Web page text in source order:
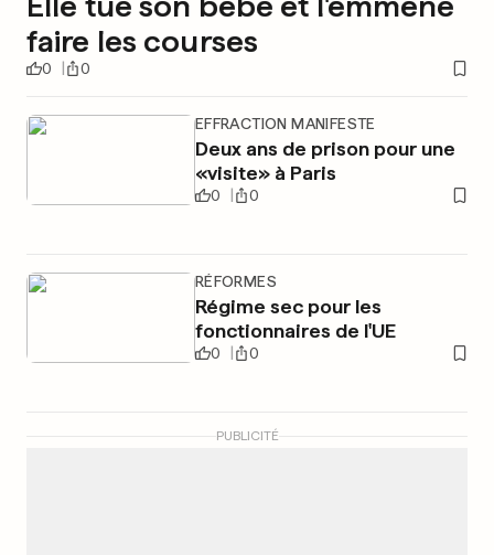
faire les courses
0 0
EFFRACTION MANIFESTE
Deux ans de prison pour une
«visite» à Paris
0 0
RÉFORMES
Régime sec pour les
fonctionnaires de l'UE
0 0
PUBLICITÉ